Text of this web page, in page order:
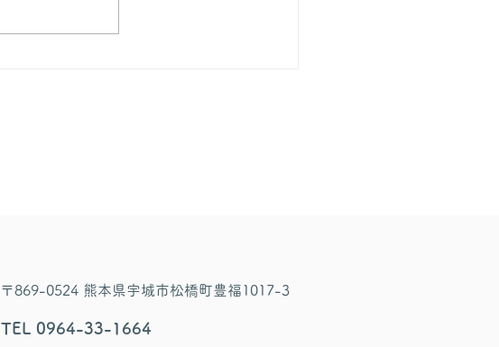
〒869-0524 熊本県宇城市松橋町豊福1017-3
TEL 0964-33-1664